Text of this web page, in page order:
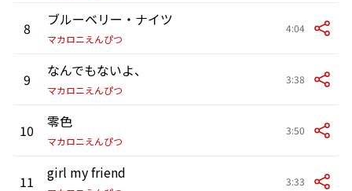
8 ブルーベリー・ナイツ
マカロニえんぴつ
4:04
9 なんでもないよ、
マカロニえんぴつ
3:38
10 零色
マカロニえんぴつ
3:50
11 girl my friend 3:33